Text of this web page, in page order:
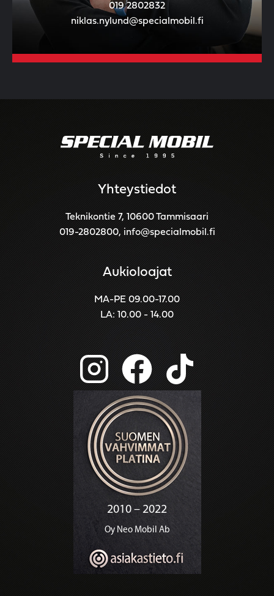
019 2802832
niklas.nylund@specialmobil.fi
Yhteystiedot
Teknikontie 7, 10600 Tammisaari
019-2802800, info@specialmobil.fi
Aukioloajat
MA-PE 09.00-17.00
LA: 10.00 - 14.00